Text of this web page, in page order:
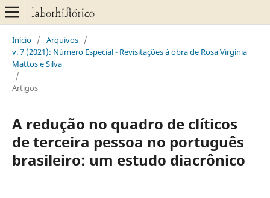
Início / Arquivos /
v. 7 (2021): Número Especial - Revisitações à obra de Rosa Virgínia
Mattos e Silva
/
Artigos
A redução no quadro de clíticos
de terceira pessoa no português
brasileiro: um estudo diacrônico